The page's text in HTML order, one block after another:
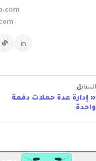
السابق
إدارة عدة حملات دفعة
واحدة